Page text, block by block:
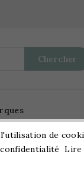
Chercher
Décamètres
de
confidentialitéLire